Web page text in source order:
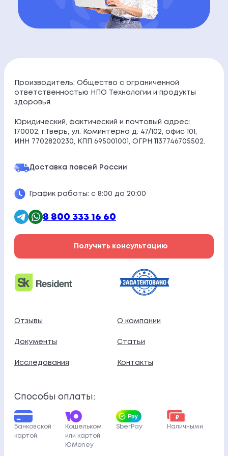
Производитель: Общество с ограниченной
ответственностью НПО Технологии и продукты
здоровья
Юридический, фактический и почтовый адрес:
170002, г.Тверь, ул. Коминтерна д. 47/102, офис 101,
ИНН 7702820230, КПП 695001001, ОГРН 1137746705502.
Доставка повсей России
График работы: с 8:00 до 20:00
8 800 333 16 60
Получить консультацию
Отзывы О компании
Документы Статьи
Исследования Контакты
Способы оплаты:
Банковской
картой
Кошельком
или картой
ЮMoney
SberPay Наличными